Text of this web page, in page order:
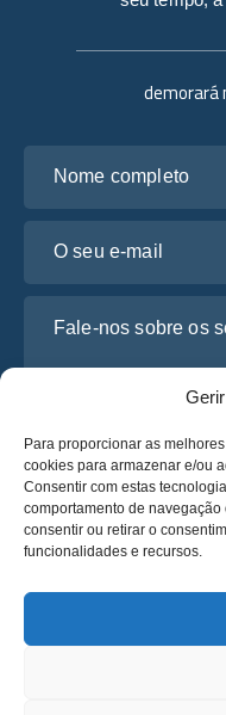
Para proporcionar as
cookies para armazenar e/ou
Consentir com estas
comportamento de
consentir ou retirar o
funcionalidades e recursos.
demorará
Li e concordo com a